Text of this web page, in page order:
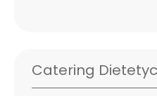
Catering